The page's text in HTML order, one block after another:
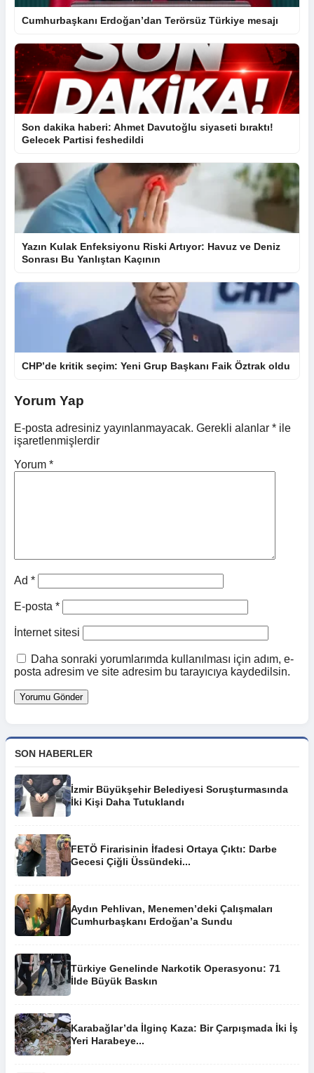
Cumhurbaşkanı Erdoğan’dan Terörsüz Türkiye mesajı
Son dakika haberi: Ahmet Davutoğlu siyaseti bıraktı!
Gelecek Partisi feshedildi
Yazın Kulak Enfeksiyonu Riski Artıyor: Havuz ve Deniz
Sonrası Bu Yanlıştan Kaçının
CHP’de kritik seçim: Yeni Grup Başkanı Faik Öztrak oldu
Yorum Yap
E-posta adresiniz yayınlanmayacak. Gerekli alanlar * ile
işaretlenmişlerdir
Yorum *
Ad *
E-posta *
İnternet sitesi
Daha sonraki yorumlarımda kullanılması için adım, e-
posta adresim ve site adresim bu tarayıcıya kaydedilsin.
SON HABERLER
İzmir Büyükşehir Belediyesi Soruşturmasında
İki Kişi Daha Tutuklandı
FETÖ Firarisinin İfadesi Ortaya Çıktı: Darbe
Gecesi Çiğli Üssündeki...
Aydın Pehlivan, Menemen’deki Çalışmaları
Cumhurbaşkanı Erdoğan’a Sundu
Türkiye Genelinde Narkotik Operasyonu: 71
İlde Büyük Baskın
Karabağlar’da İlginç Kaza: Bir Çarpışmada İki İş
Yeri Harabeye...